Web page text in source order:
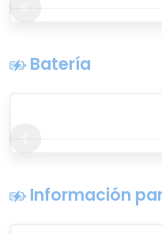
Batería
Información